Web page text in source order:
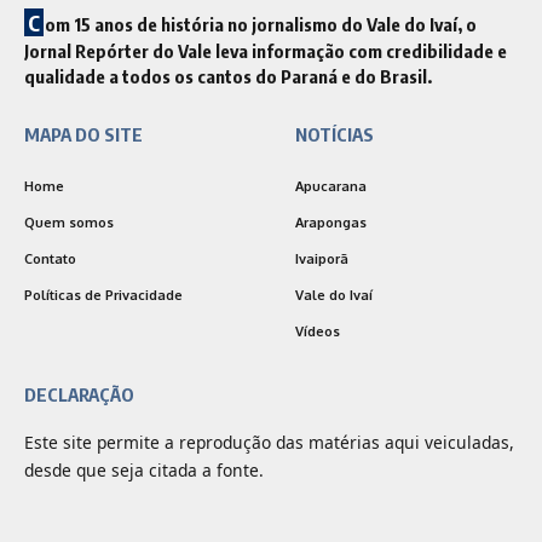
C om 15 anos de história no jornalismo do Vale do Ivaí, o
Jornal Repórter do Vale leva informação com credibilidade e
qualidade a todos os cantos do Paraná e do Brasil.
MAPA DO SITE
Home
Quem somos
Contato
Políticas de Privacidade
NOTÍCIAS
Apucarana
Arapongas
Ivaiporã
Vale do Ivaí
Vídeos
DECLARAÇÃO
Este site permite a reprodução das matérias aqui veiculadas,
desde que seja citada a fonte.